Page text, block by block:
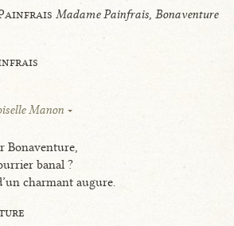
Madame Painfrais, Bonaventure
Manon
Bonaventure,
banal ?
charmant augure.